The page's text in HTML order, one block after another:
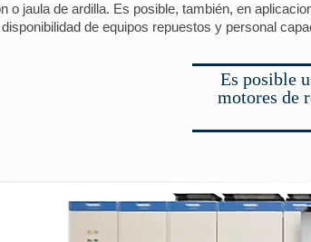
o jaula de ardilla. Es posible, también, en
de equipos repuestos y personal
Es posible
motores de